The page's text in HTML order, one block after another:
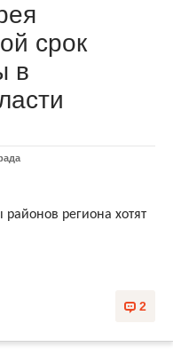
срок
в
региона хотят
2